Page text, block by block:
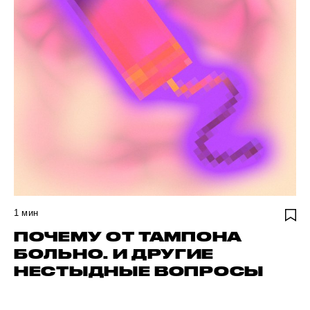
1 мин
ПОЧЕМУ ОТ ТАМПОНА
БОЛЬНО. И ДРУГИЕ
НЕСТЫДНЫЕ ВОПРОСЫ